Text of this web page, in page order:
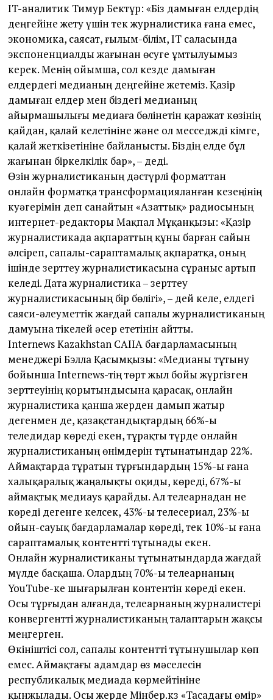
IT-аналитик Тимур Бектұр: «Біз дамыған елдердің
деңгейіне жету үшін тек журналистика ғана емес,
экономика, саясат, ғылым-білім, IT саласында
экспоненциалды жағынан өсуге ұмтылуымыз
керек. Менің ойымша, сол кезде дамыған
елдердегі медианың деңгейіне жетеміз. Қазір
дамыған елдер мен біздегі медианың
айырмашылығы медиа­ға бөлінетін қаражат көзінің
қайдан, қалай келетініне және ол месседжді кімге,
қалай жеткізетініне байланысты. Біздің елде бұл
жағынан біркелкілік бар», – деді.
Өзін журналистиканың дәстүрлі форматтан
онлайн форматқа трансформацияланған кезеңінің
куәгерімін деп санайтын «Азаттық» радиосының
интернет-редакторы Мақпал Мұқанқызы: «Қазір
журналистикада ақпараттың құны барған сайын
әлсіреп, сапалы-сараптамалық ақпаратқа, оның
ішінде зерттеу журналистикасына сұраныс артып
келеді. Дата журналистика – зерттеу
журналистикасының бір бөлігі», – дей келе, елдегі
саяси-әлеуметтік жағдай сапалы журналистиканың
дамуына тікелей әсер ететінін айтты.
Internews Kazakhstan CAIIA бағдарламасының
менеджері Бэлла Қасымқызы: «Медианы тұтыну
бойынша Internews-тің төрт жыл бойы жүргізген
зерттеуінің қорытындысына қарасақ, онлайн
журналистика қанша жерден дамып жатыр
дегенмен де, қазақстандықтардың 66%-ы
теледидар көреді екен, тұрақты түрде онлайн
журналис­тиканың өнімдерін тұтынатындар 22%.
Аймақтарда тұратын тұрғындардың 15%-ы ғана
халықаралық жаңалықты оқиды, көреді, 67%-ы
аймақтық медиаys қарайды. Ал телеарнадан не
көреді дегенге келсек, 43%-ы телесериал, 23%-ы
ойын-сауық бағдарламалар көреді, тек 10%-ы ғана
сараптамалық контентті тұтынады екен.
Онлайн журналистиканы тұтынатындарда жағдай
мүлде басқаша. Олардың 70%-ы телеарнаның
YouТube-ке шығарылған контентін көреді екен.
Осы тұрғыдан алғанда, телеарнаның журналистері
конвергентті журналистиканың талаптарын жақсы
меңгерген.
Өкініштісі сол, сапалы контентті тұтынушылар көп
емес. Аймақтағы адамдар өз мәселесін
республикалық медиада көрмейтініне
қынжылады. Осы жерде Мінбер.кз «Тасадағы өмір»